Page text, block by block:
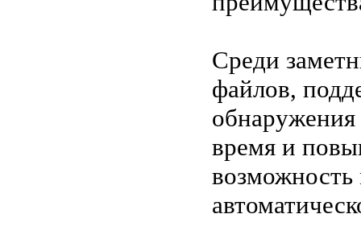
Среди
файлов,
обнаружения
время и